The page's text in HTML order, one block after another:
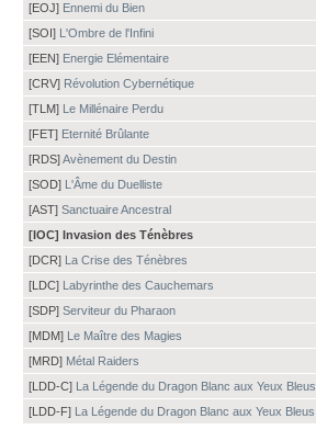
[EOJ] Ennemi du Bien
[SOI] L'Ombre de l'Infini
[EEN] Energie Elémentaire
[CRV] Révolution Cybernétique
[TLM] Le Millénaire Perdu
[FET] Eternité Brûlante
[RDS]Avènement du Destin
[SOD] L'Âme du Duelliste
[AST] Sanctuaire Ancestral
[IOC] Invasion des Ténèbres
[DCR] La Crise des Ténèbres
[LDC] Labyrinthe des Cauchemars
[SDP] Serviteur du Pharaon
[MDM] Le Maître des Magies
[MRD] Métal Raiders
[LDD-C] La Légende du Dragon Blanc aux Yeux Bleus
[LDD-F] La Légende du Dragon Blanc aux Yeux Bleus